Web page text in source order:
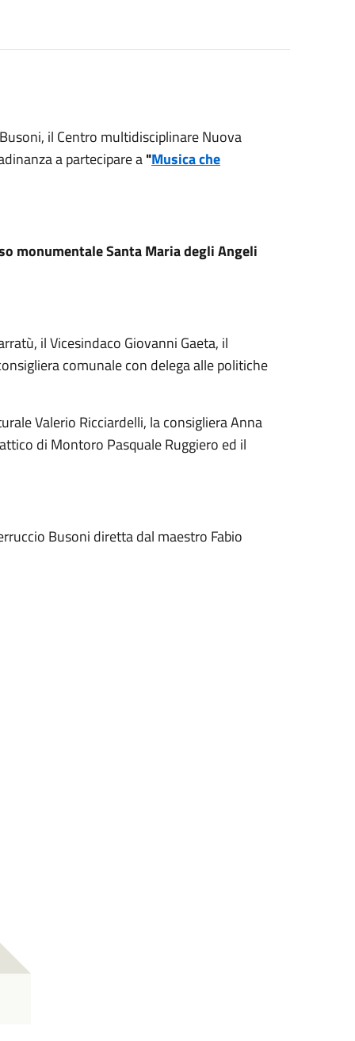
il Centro multidisciplinare Nuova
a partecipare a"Musica che
monumentale Santa Maria degli Angeli
il Vicesindaco Giovanni Gaeta, il
comunale con delega alle politiche
Valerio Ricciardelli, la consigliera Anna
di Montoro Pasquale Ruggiero ed il
Busoni diretta dal maestro Fabio